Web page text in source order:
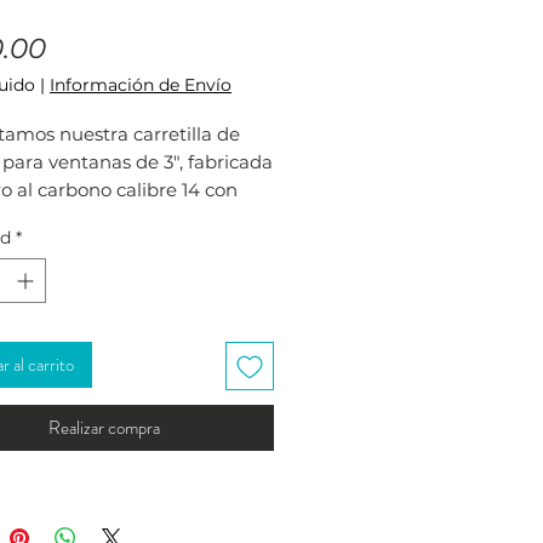
Precio
| Información de Envío
nuestra carretilla de
ventanas de 3", fabricada
al carbono calibre 14 con
tipo europea con
suave y silencioso para
corredizas de 3". Su fácil
facilita el trabajo y
un resultado impecable.
*
al carrito
Realizar compra